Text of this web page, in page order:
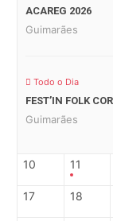
ACAREG 2026
Guimarães
Todo o Dia
FEST’IN FOLK
Guimarães
10 11
17 18